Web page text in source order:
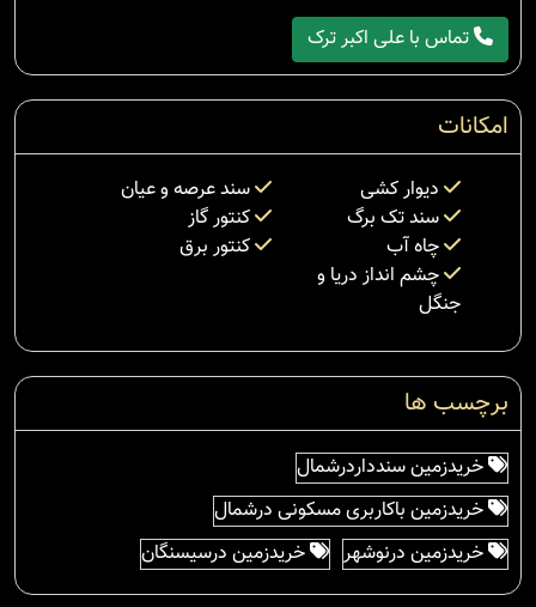
تماس با علی اکبر ترک
امکانات
دیوار کشی
سند عرصه و عیان
سند تک برگ
کنتور گاز
چاه آب
کنتور برق
چشم انداز دریا و
جنگل
برچسب ها
خریدزمین سندداردرشمال
خریدزمین باکاربری مسکونی درشمال
خریدزمین درنوشهر
خریدزمین درسیسنگان